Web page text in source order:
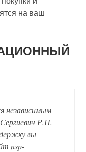
на ваш
независимым
Р.П.
вы
nsp-